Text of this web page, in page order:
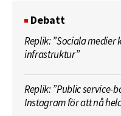
Debatt
Replik: ”Sociala
infrastruktur”
Replik: ”Public service-
Instagram för att nå